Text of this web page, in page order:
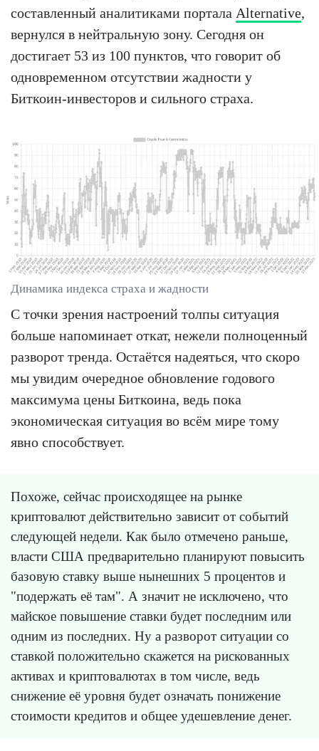
составленный аналитиками портала Alternative,
вернулся в нейтральную зону. Сегодня он
достигает 53 из 100 пунктов, что говорит об
одновременном отсутствии жадности у
Биткоин-инвесторов и сильного страха.
Динамика индекса страха и жадности
С точки зрения настроений толпы ситуация
больше напоминает откат, нежели полноценный
разворот тренда. Остаётся надеяться, что скоро
мы увидим очередное обновление годового
максимума цены Биткоина, ведь пока
экономическая ситуация во всём мире тому
явно способствует.
Похоже, сейчас происходящее на рынке
криптовалют действительно зависит от событий
следующей недели. Как было отмечено раньше,
власти США предварительно планируют повысить
базовую ставку выше нынешних 5 процентов и
"подержать её там". А значит не исключено, что
майское повышение ставки будет последним или
одним из последних. Ну а разворот ситуации со
ставкой положительно скажется на рискованных
активах и криптовалютах в том числе, ведь
снижение её уровня будет означать понижение
стоимости кредитов и общее удешевление денег.